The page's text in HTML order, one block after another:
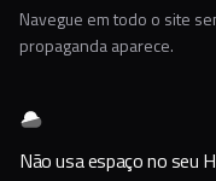
Navegue em todo o site
propaganda aparece.
Não usa espaço no seu